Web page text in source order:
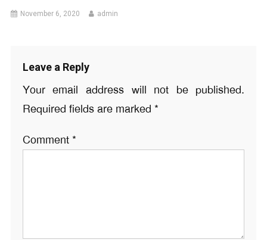
November 6, 2020 admin
Leave a Reply
Your email address will not be published.
Required fields are marked *
Comment *